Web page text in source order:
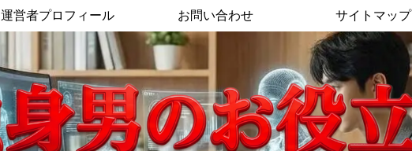
運営者プロフィール お問い合わせ サイトマップ